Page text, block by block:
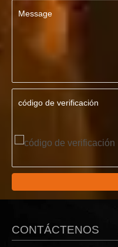
Message
código de verificación
CONTÁCTENOS